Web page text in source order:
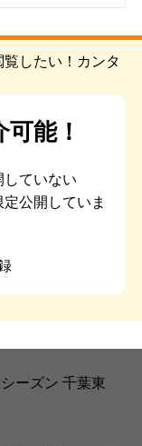
能！
ていない
公開していま